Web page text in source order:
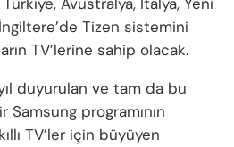
Tizen sistemini
TV’lerine sahip olacak.
duyurulan ve tam da bu
programının
TV’ler için büyüyen